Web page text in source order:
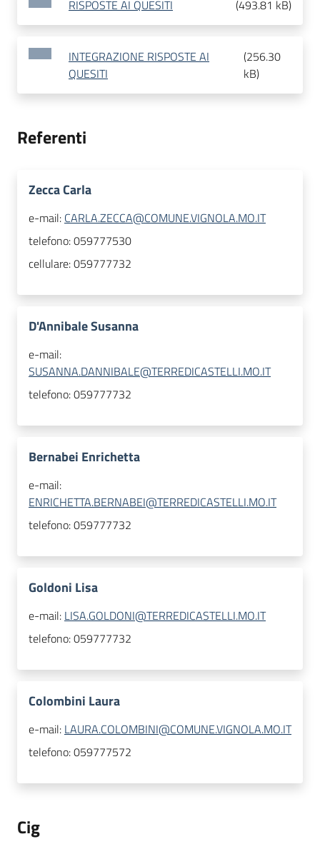
RISPOSTE AI QUESITI (493.81 kB)
INTEGRAZIONE RISPOSTE AI
QUESITI
(256.30
kB)
Referenti
Zecca Carla
e-mail: CARLA.ZECCA@COMUNE.VIGNOLA.MO.IT
telefono:059777530
cellulare:059777732
D'Annibale Susanna
e-mail:
SUSANNA.DANNIBALE@TERREDICASTELLI.MO.IT
telefono:059777732
Bernabei Enrichetta
e-mail:
ENRICHETTA.BERNABEI@TERREDICASTELLI.MO.IT
telefono:059777732
Goldoni Lisa
e-mail: LISA.GOLDONI@TERREDICASTELLI.MO.IT
telefono:059777732
Colombini Laura
e-mail: LAURA.COLOMBINI@COMUNE.VIGNOLA.MO.IT
telefono:059777572
Cig